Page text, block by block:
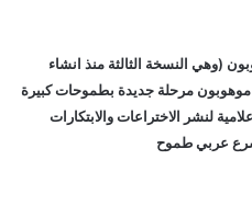
(وهي النسخة الثالثة منذ انشاء
يدخل مشروع موهوبون مرحلة جديدة بطموحات كبيرة
لنشر الاختراعات والابتكارات
عربي طموح